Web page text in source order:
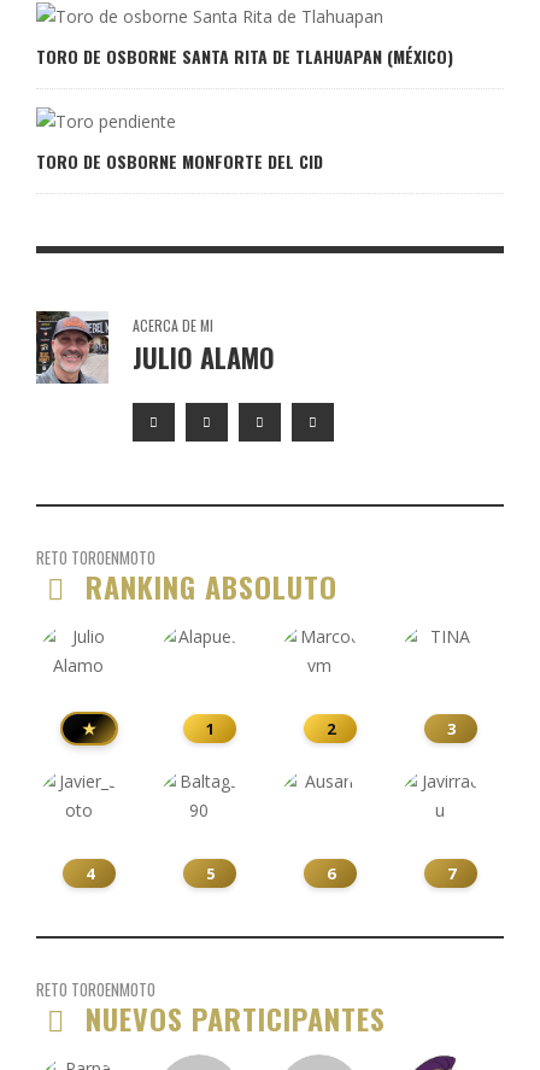
TORO DE OSBORNE SANTA RITA DE TLAHUAPAN (MÉXICO)
TORO DE OSBORNE MONFORTE DEL CID
ACERCA DE MI
JULIO ALAMO
RETO TOROENMOTO
RANKING ABSOLUTO
★ 1 2 3
4 5 6 7
RETO TOROENMOTO
NUEVOS PARTICIPANTES